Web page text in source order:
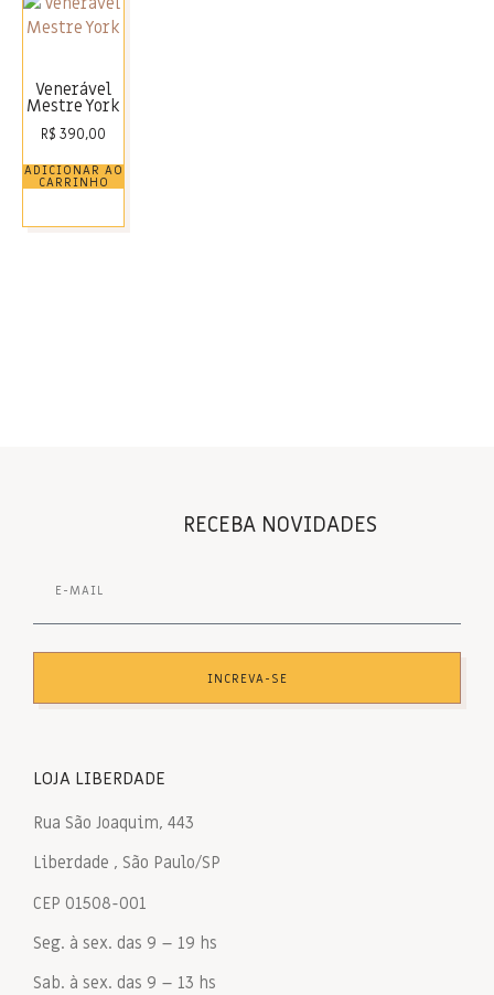
Venerável
Mestre York
R$ 390,00
ADICIONAR AO
CARRINHO
RECEBA NOVIDADES
INCREVA-SE
LOJA LIBERDADE
Rua São Joaquim, 443
Liberdade , São Paulo/SP
CEP 01508-001
Seg. à sex. das 9 – 19 hs
Sab. à sex. das 9 – 13 hs